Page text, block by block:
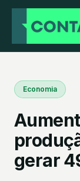
Economia
gerar